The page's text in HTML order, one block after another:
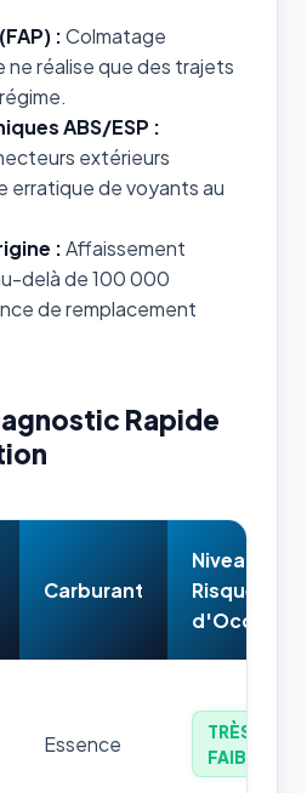
:Colmatage
ne réalise que des trajets
ABS/ESP :
extérieurs
erratique de voyants au
:Affaissement
delà de 100 000
de remplacement
Rapide
Carburant
Niveau de
Risque
d'Occasion
Essence
TRÈS
FAIBLE